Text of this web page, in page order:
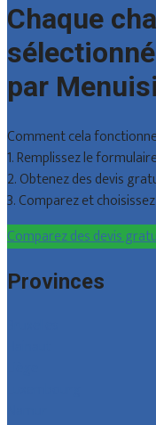
Chaque
par
Comment cela
1. Remplissez le
2. Obtenez des devis
3. Comparez et
Comparez des devis
Provinces